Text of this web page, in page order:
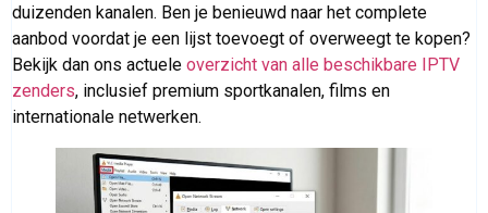
duizenden kanalen. Ben je benieuwd naar het complete
aanbod voordat je een lijst toevoegt of overweegt te kopen?
Bekijk dan ons actuele overzicht van alle beschikbare IPTV
zenders, inclusief premium sportkanalen, films en
internationale netwerken.